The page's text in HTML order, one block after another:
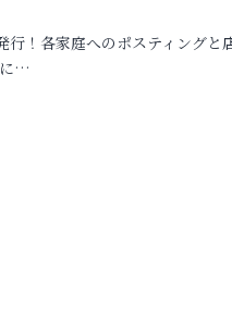
行！各家庭へのポスティングと
に…